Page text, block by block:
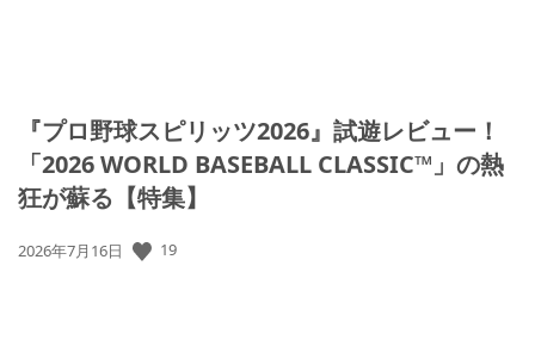
『プロ野球スピリッツ2026』試遊レビュー！
「2026 WORLD BASEBALL CLASSIC™」の熱
狂が蘇る【特集】
公
2026年7月16日 19